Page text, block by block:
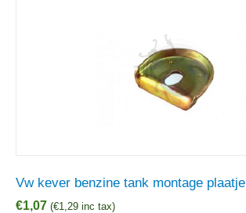
Vw kever benzine tank montage
€1,07 (€1,29 inc tax)